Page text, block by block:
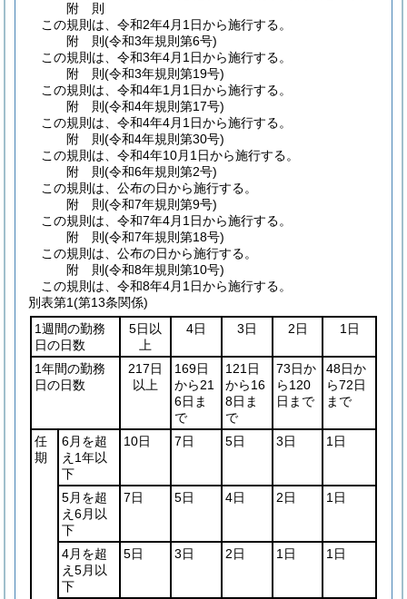
附 則
この規則は、令和2年4月1日から施行する。
附 則(令和3年規則第6号)
この規則は、令和3年4月1日から施行する。
附 則(令和3年規則第19号)
この規則は、令和4年1月1日から施行する。
附 則(令和4年規則第17号)
この規則は、令和4年4月1日から施行する。
附 則(令和4年規則第30号)
この規則は、令和4年10月1日から施行する。
附 則(令和6年規則第2号)
この規則は、公布の日から施行する。
附 則(令和7年規則第9号)
この規則は、令和7年4月1日から施行する。
附 則(令和7年規則第18号)
この規則は、公布の日から施行する。
附 則(令和8年規則第10号)
この規則は、令和8年4月1日から施行する。
別表第1(第13条関係)
1週間の勤務
日の日数
5日以
上
4日 3日 2日 1日
1年間の勤務
日の日数
217日
以上
169日
から21
6日ま
で
121日
から16
8日ま
で
73日か
ら120
日まで
48日か
ら72日
まで
任
期
6月を超
え1年以
下
10日 7日 5日 3日 1日
5月を超
え6月以
下
7日 5日 4日 2日 1日
4月を超
え5月以
下
5日 3日 2日 1日 1日